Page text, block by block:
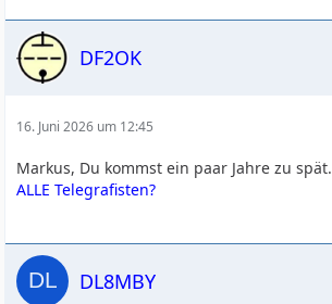
DF2OK
16. Juni 2026 um 12:45
Markus, Du kommst ein paar Jahre zu spät.
ALLE Telegrafisten?
DL8MBY